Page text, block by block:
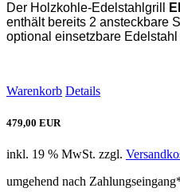
Der Holzkohle-Edelstahlgrill
enthält bereits 2 ansteckbare
optional einsetzbare Edelstahl
Warenkorb Details
479,00 EUR
inkl. 19 % MwSt. zzgl.
umgehend nach